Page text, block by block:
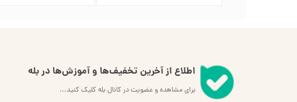
اطلاع از آخرین تخفیف‌ها و آموزش‌ها در بله
برای مشاهده و عضویت در کانال بله کلیک کنید...